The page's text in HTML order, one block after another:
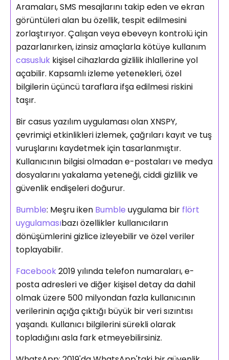
Aramaları, SMS mesajlarını takip eden ve ekran
görüntüleri alan bu özellik, tespit edilmesini
zorlaştırıyor. Çalışan veya ebeveyn kontrolü için
pazarlanırken, izinsiz amaçlarla kötüye kullanım
casusluk kişisel cihazlarda gizlilik ihlallerine yol
açabilir. Kapsamlı izleme yetenekleri, özel
bilgilerin üçüncü taraflara ifşa edilmesi riskini
taşır.
Bir casus yazılım uygulaması olan XNSPY,
çevrimiçi etkinlikleri izlemek, çağrıları kayıt ve tuş
vuruşlarını kaydetmek için tasarlanmıştır.
Kullanıcının bilgisi olmadan e-postaları ve medya
dosyalarını yakalama yeteneği, ciddi gizlilik ve
güvenlik endişeleri doğurur.
Bumble: Meşru iken Bumble uygulama bir flört
uygulamasıbazı özellikler kullanıcıların
dönüşümlerini gizlice izleyebilir ve özel veriler
toplayabilir.
Facebook2019 yılında telefon numaraları, e-
posta adresleri ve diğer kişisel detay da dahil
olmak üzere 500 milyondan fazla kullanıcının
verilerinin açığa çıktığı büyük bir veri sızıntısı
yaşandı. Kullanıcı bilgilerini sürekli olarak
topladığını asla fark etmeyebilirsiniz.